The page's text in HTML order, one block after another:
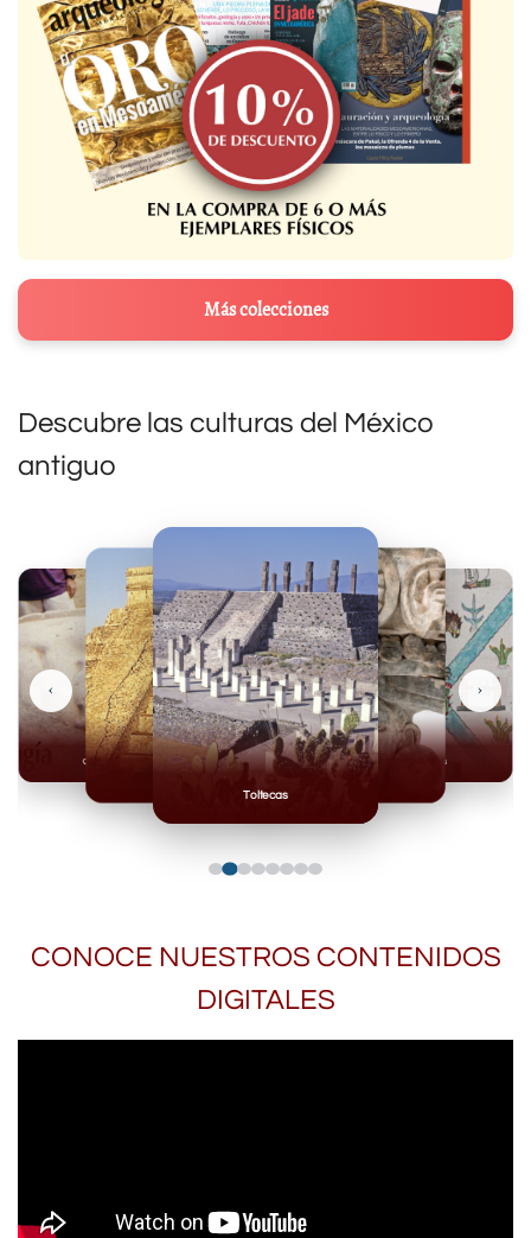
Más colecciones
Descubre las culturas del México
antiguo
Toltecas
Mexicas
Olmecas
‹ ›
CONOCE NUESTROS CONTENIDOS
DIGITALES